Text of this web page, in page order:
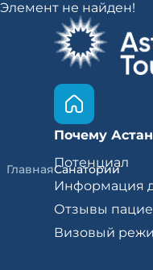
ГлавнаяСанатории
Элемент не найден!
Почему
Потенциал
Информация
Отзывы
Визовый